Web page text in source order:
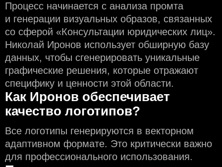
Процесс начинается с анализа промта
и генерации визуальных образов, связанных
со сферой «Консультации юридических лиц».
Николай Иронов использует обширную базу
данных, чтобы сгенерировать уникальные
графические решения, которые отражают
специфику и ценности этой области.
Как Иронов обеспечивает
качество логотипов?
Все логотипы генерируются в векторном
адаптивном формате. Это критически важно
для профессионального использования.